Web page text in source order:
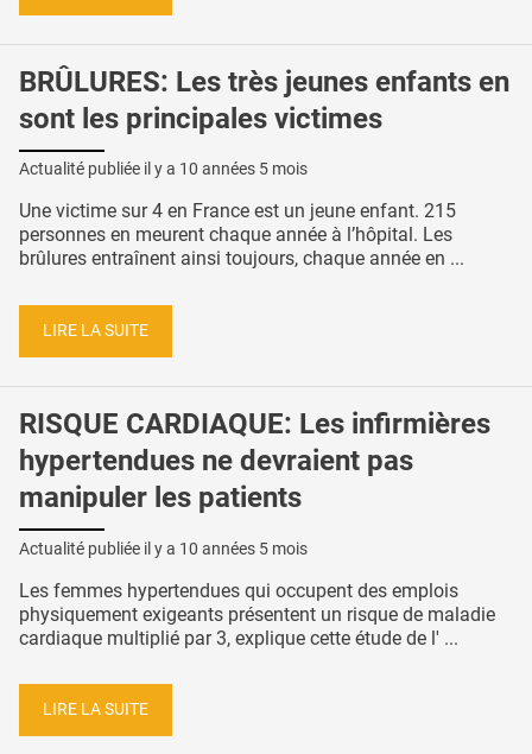
BRÛLURES: Les très jeunes enfants en
sont les principales victimes
Actualité publiée il y a 10 années 5 mois
Une victime sur 4 en France est un jeune enfant. 215
personnes en meurent chaque année à l’hôpital. Les
brûlures entraînent ainsi toujours, chaque année en ...
LIRE LA SUITE
RISQUE CARDIAQUE: Les infirmières
hypertendues ne devraient pas
manipuler les patients
Actualité publiée il y a 10 années 5 mois
Les femmes hypertendues qui occupent des emplois
physiquement exigeants présentent un risque de maladie
cardiaque multiplié par 3, explique cette étude de l' ...
LIRE LA SUITE